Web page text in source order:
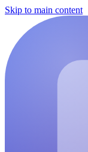
Skip to main content